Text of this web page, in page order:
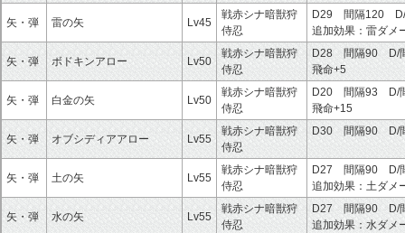
矢・弾 雷の矢 Lv45
戦赤シナ暗獣狩
侍忍
D29 間隔120
追加効果： 雷ダメ
矢・弾 ボドキンアロー Lv50
戦赤シナ暗獣狩
侍忍
D28 間隔90 D/
飛命+5
矢・弾 白金の矢 Lv50
戦赤シナ暗獣狩
侍忍
D20 間隔93 D/
飛命+15
矢・弾 オブシディアアロー Lv55
戦赤シナ暗獣狩
侍忍
D30 間隔90 D/
矢・弾 土の矢 Lv55
戦赤シナ暗獣狩
侍忍
D27 間隔90
追加効果： 土ダメ
矢・弾 水の矢 Lv55
戦赤シナ暗獣狩
侍忍
D27 間隔90
追加効果： 水ダメ